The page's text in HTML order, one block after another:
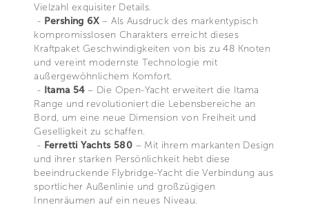
Vielzahl exquisiter Details.
- Pershing 6X– Als Ausdruck des markentypisch
kompromisslosen Charakters erreicht dieses
Kraftpaket Geschwindigkeiten von bis zu 48 Knoten
und vereint modernste Technologie mit
außergewöhnlichem Komfort.
- Itama 54– Die Open-Yacht erweitert die Itama
Range und revolutioniert die Lebensbereiche an
Bord, um eine neue Dimension von Freiheit und
Geselligkeit zu schaffen.
- Ferretti Yachts 580 – Mit ihrem markanten Design
und ihrer starken Persönlichkeit hebt diese
beeindruckende Flybridge-Yacht die Verbindung aus
sportlicher Außenlinie und großzügigen
Innenräumen auf ein neues Niveau.